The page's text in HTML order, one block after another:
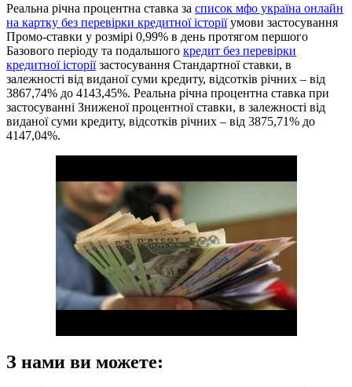
Реальна річна процентна ставка за список мфо україна онлайн
на картку без перевірки кредитної історіїумови застосування
Промо-ставки у розмірі 0,99% в день протягом першого
Базового періоду та подальшого кредит без перевірки
кредитної історіїзастосування Стандартної ставки, в
залежності від виданої суми кредиту, відсотків річних – від
3867,74% до 4143,45%. Реальна річна процентна ставка при
застосуванні Зниженої процентної ставки, в залежності від
виданої суми кредиту, відсотків річних – від 3875,71% до
4147,04%.
З нами ви можете: